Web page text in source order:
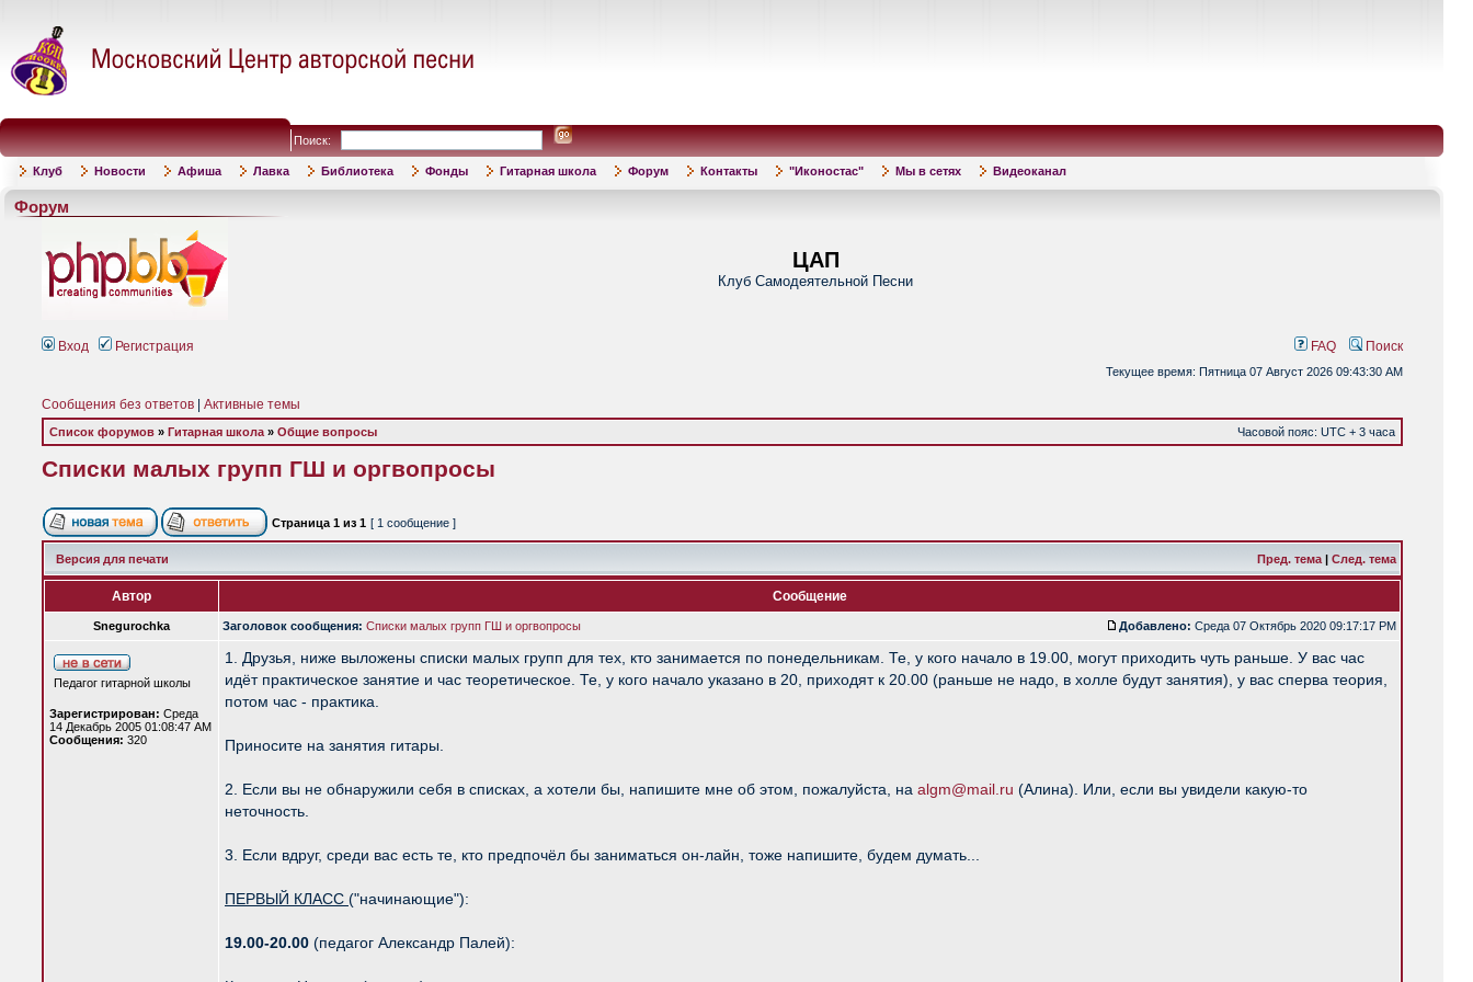
Поиск:
Клуб Новости Афиша Лавка Библиотека Фонды Гитарная школа Форум Контакты "Иконостас" Мы в сетях Видеоканал
Форум
ЦАП
Клуб Самодеятельной Песни
Вход Регистрация FAQ Поиск
Текущее время: Пятница 07 Август 2026 09:43:30 AM
Сообщения без ответов Активные темы
Список форумов » Гитарная школа » Общие вопросы Часовой пояс: UTC + 3 часа
Списки малых групп ГШ и оргвопросы
Страница 1 из 1 [ 1 сообщение ]
Версия для печати Пред. тема | След. тема
Автор Сообщение
Snegurochka Заголовок сообщения: Списки малых групп ГШ и оргвопросы Добавлено: Среда 07 Октябрь 2020 09:17:17 PM
Педагог гитарной школы
Зарегистрирован: Среда
14 Декабрь 2005 01:08:47 AM
Сообщения: 320
1. Друзья, ниже выложены списки малых групп для тех, кто занимается по понедельникам. Те, у кого начало в 19.00, могут приходить чуть раньше. У вас час
идёт практическое занятие и час теоретическое. Те, у кого начало указано в 20, приходят к 20.00 (раньше не надо, в холле будут занятия), у вас сперва теория,
потом час - практика.
Приносите на занятия гитары.
2. Если вы не обнаружили себя в списках, а хотели бы, напишите мне об этом, пожалуйста, на algm@mail.ru (Алина). Или, если вы увидели какую-то
неточность.
3. Если вдруг, среди вас есть те, кто предпочёл бы заниматься он-лайн, тоже напишите, будем думать...
ПЕРВЫЙ КЛАСС ("начинающие"):
19.00-20.00 (педагог Александр Палей):